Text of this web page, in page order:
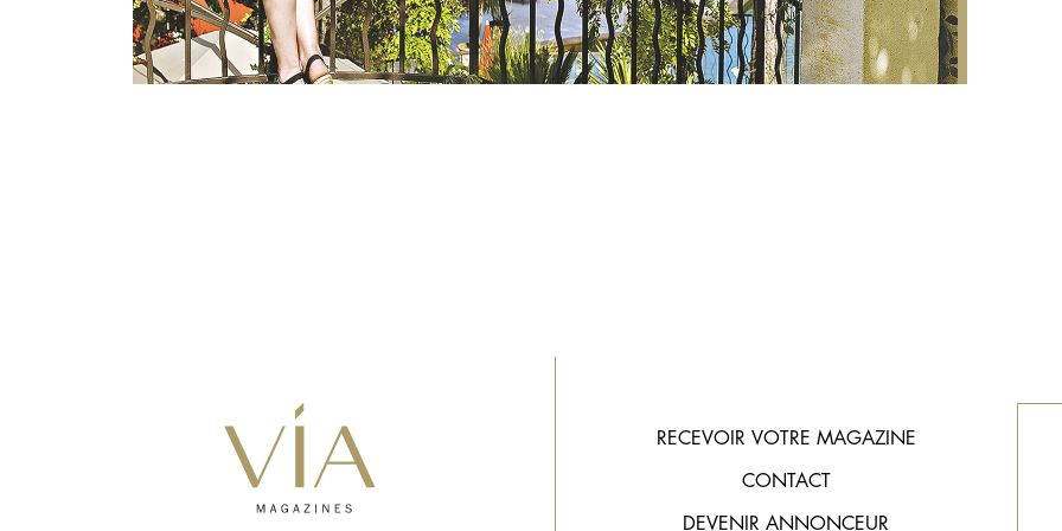
RECEVOIR VOTRE MAGAZINE
CONTACT
DEVENIR ANNONCEUR